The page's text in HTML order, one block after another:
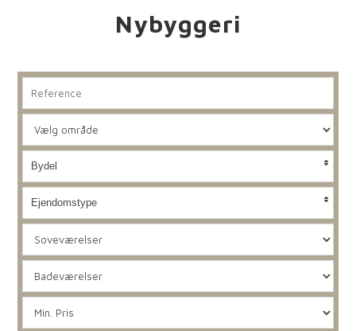
Nybyggeri
Bydel
Ejendomstype